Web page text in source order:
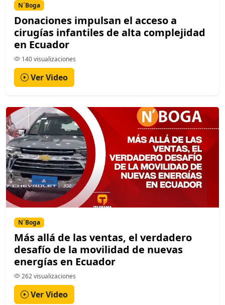
N´Boga
Donaciones impulsan el acceso a
cirugías infantiles de alta complejidad
en Ecuador
140 visualizaciones
Ver Video
N´Boga
Más allá de las ventas, el verdadero
desafío de la movilidad de nuevas
energías en Ecuador
262 visualizaciones
Ver Video